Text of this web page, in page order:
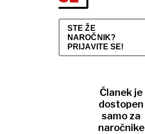
STE ŽE
NAROČNIK?
PRIJAVITE SE!
Članek je
dostopen
samo za
naročnike